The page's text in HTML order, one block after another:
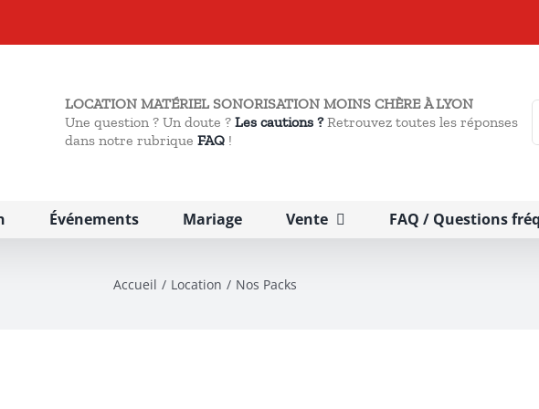
LOCATION MATÉRIEL SONORISATION MOINS CHÈRE À LYON
Une question ? Un doute ? Les cautions ?Retrouvez toutes les réponses
dans notre rubrique FAQ !
Événements Mariage Vente FAQ / Questions
Accueil Location Nos Packs